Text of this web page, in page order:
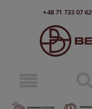
+48 71 733 07 62